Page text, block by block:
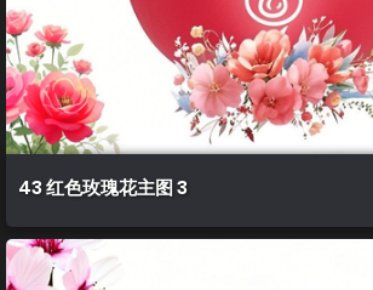
43 红色玫瑰花主图 3